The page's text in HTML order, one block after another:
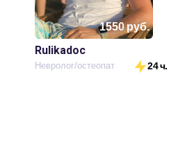
1550руб.
Rulikadoc
Невролог/остеопат 24 ч.